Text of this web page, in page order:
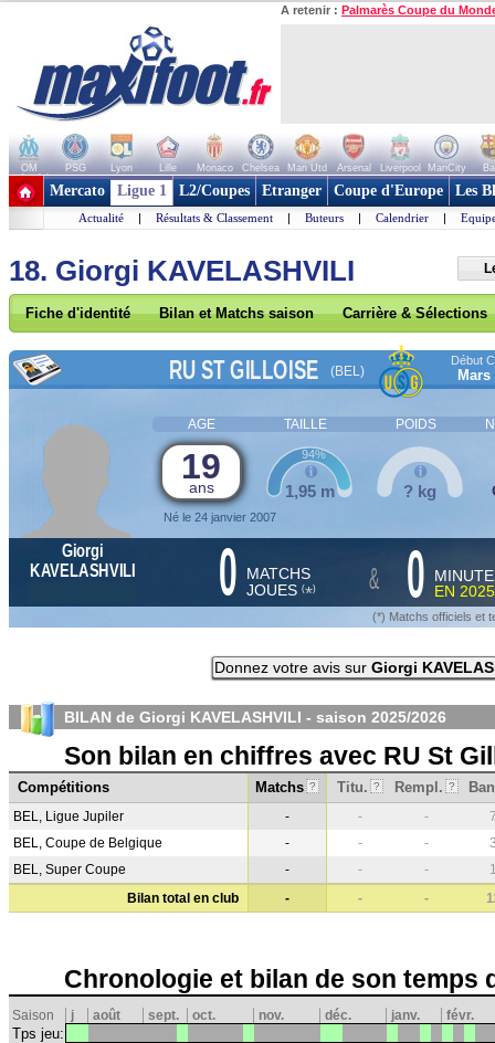
A retenir : Palmarès Coupe du
OM PSG Lyon Lille Monaco Chelsea Man Utd Arsenal Liverpool ManCity
+ de clubs
Mercato Ligue 1 L2/Coupes Etranger Coupe d'Europe Les
Actualité | Résultats & Classement | Buteurs | Calendrier |
18. Giorgi KAVELASHVILI
Fiche d'identité Bilan et Matchs saison Carrière & Sélections
RU ST GILLOISE (BEL)
Début
Mars
AGE TAILLE POIDS
19
ans
Né le 24 janvier 2007
1,95 m
94%
? kg
Giorgi
KAVELASHVILI
0 MATCHS
JOUES (*) & 0
EN
(*) Matchs officiels et
Donnez votre avis sur Giorgi
BILAN de Giorgi KAVELASHVILI - saison 2025/2026
Son bilan en chiffres avec RU St
Compétitions Matchs ? Titu. ? Rempl. ?
BEL, Ligue Jupiler - - -
BEL, Coupe de Belgique
- - -
BEL, Super Coupe
- - -
Bilan total en club
- - -
Chronologie et bilan de son temps
Saison j août sept. oct. nov. déc. janv. févr.
Tps jeu: